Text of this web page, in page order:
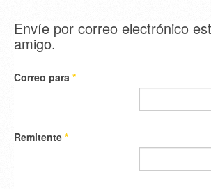
Envíe por correo electrónico
amigo.
Correo para *
Remitente *